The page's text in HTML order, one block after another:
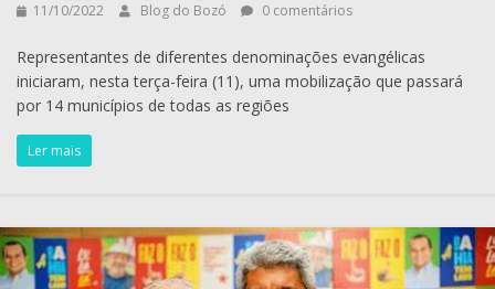
11/10/2022 Blog do Bozó 0 comentários
Representantes de diferentes denominações evangélicas
iniciaram, nesta terça-feira (11), uma mobilização que passará
por 14 municípios de todas as regiões
Ler mais